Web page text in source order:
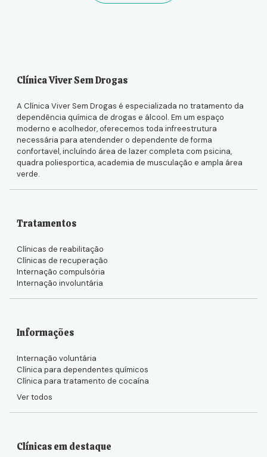
Clínica Viver Sem Drogas
A Clínica Viver Sem Drogas é especializada no tratamento da
dependência química de drogas e álcool. Em um espaço
moderno e acolhedor, oferecemos toda infreestrutura
necessária para atendender o dependente de forma
confortavel, incluíndo área de lazer completa com psicina,
quadra poliesportica, academia de musculação e ampla área
verde.
Tratamentos
Clínicas de reabilitação
Clínicas de recuperação
Internação compulsória
Internação involuntária
Informações
Internação voluntária
Clínica para dependentes químicos
Clínica para tratamento de cocaína
Ver todos
Clínicas em destaque